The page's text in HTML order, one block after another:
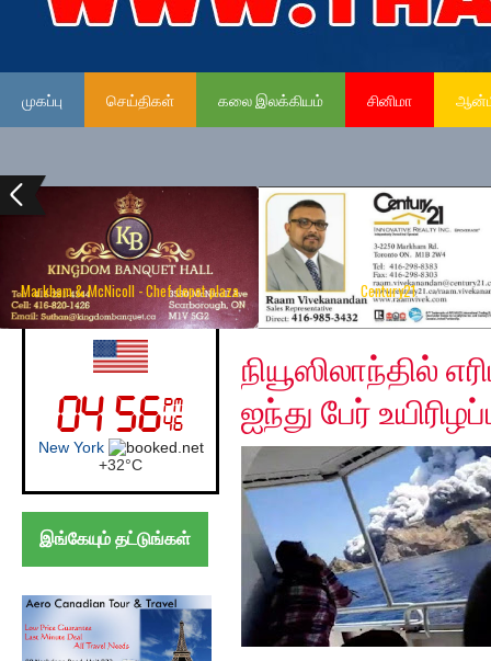
முகப்பு செய்திகள் கலை இலக்கியம் சினிமா
Markham & McNicoll - Chef depot plaza Century21
UK (London)
London
+21°C
இங்கேயும் தட்டுங்கள்
Tuesday, December
நியூஸிலாந்தில்
ஐந்து பேர்